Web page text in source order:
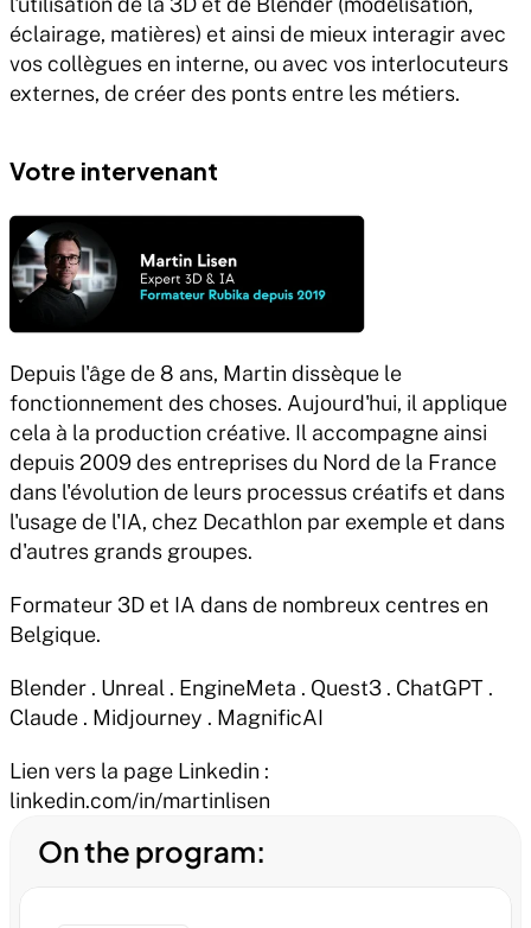
éclairage, matières) et ainsi de mieux interagir avec
vos collègues en interne, ou avec vos interlocuteurs
externes, de créer des ponts entre les métiers.
Votre intervenant
Depuis l'âge de 8 ans, Martin dissèque le
fonctionnement des choses. Aujourd'hui, il applique
cela à la production créative. Il accompagne ainsi
depuis 2009 des entreprises du Nord de la France
dans l'évolution de leurs processus créatifs et dans
l'usage de l'IA, chez Decathlon par exemple et dans
d'autres grands groupes.
Formateur 3D et IA dans de nombreux centres en
Belgique.
Blender . Unreal . EngineMeta . Quest3 . ChatGPT .
Claude . Midjourney . MagnificAI
Lien vers la page Linkedin :
linkedin.com/in/martinlisen
On the program: